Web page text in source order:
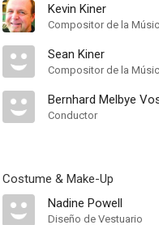
Kevin Kiner
Compositor de la
Sean Kiner
Compositor de la
Bernhard Melbye
Conductor
Costume & Make-Up
Nadine Powell
Diseño de Vestuario